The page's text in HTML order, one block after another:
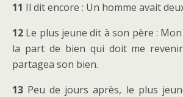
11 Il dit encore : Un homme avait
12 Le plus jeune dit à son père :
la part de bien qui doit me
partagea son bien.
13 Peu de jours après, le plus